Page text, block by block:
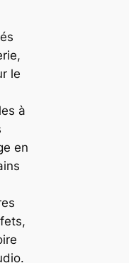
le
à
en